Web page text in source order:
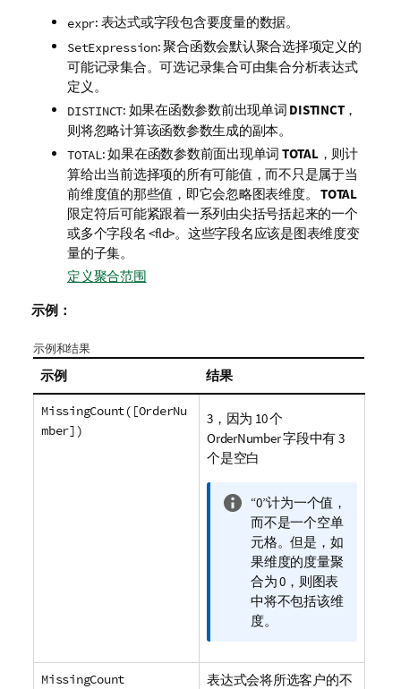
expr: 表达式或字段包含要度量的数据。
SetExpression: 聚合函数会默认聚合选择项定义的
可能记录集合。可选记录集合可由集合分析表达式
定义。
DISTINCT: 如果在函数参数前出现单词 DISTINCT，
则将忽略计算该函数参数生成的副本。
TOTAL: 如果在函数参数前面出现单词 TOTAL，则计
算给出当前选择项的所有可能值，而不只是属于当
前维度值的那些值，即它会忽略图表维度。 TOTAL
限定符后可能紧跟着一系列由尖括号括起来的一个
或多个字段名<fld>。这些字段名应该是图表维度变
量的子集。
定义聚合范围
示例：
示例和结果
示例 结果
MissingCount([OrderNu
mber])
3，因为 10 个
OrderNumber字段中有 3
个是空白
信
息
注
释
“0”计为一个值，
而不是一个空单
元格。但是，如
果维度的度量聚
合为 0，则图表
中将不包括该维
度。
MissingCount
表达式会将所选客户的不